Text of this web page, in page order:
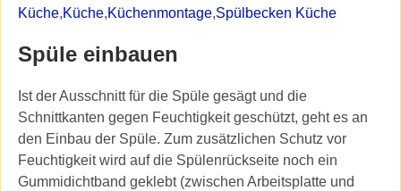
Küche,Küche,Küchenmontage,Spülbecken Küche
Spüle einbauen
Ist der Ausschnitt für die Spüle gesägt und die
Schnittkanten gegen Feuchtigkeit geschützt, geht es an
den Einbau der Spüle. Zum zusätzlichen Schutz vor
Feuchtigkeit wird auf die Spülenrückseite noch ein
Gummidichtband geklebt (zwischen Arbeitsplatte und